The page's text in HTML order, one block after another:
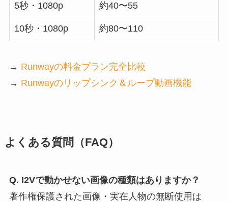
5秒・1080p 約40〜55
10秒・1080p 約80〜110
→ Runwayの料金プラン完全比較
→ Runwayのリップシンク＆ループ動画機能
よくある質問（FAQ）
Q. I2Vで動かせない画像の種類はありますか？
著作権保護された画像・実在人物の無断使用は